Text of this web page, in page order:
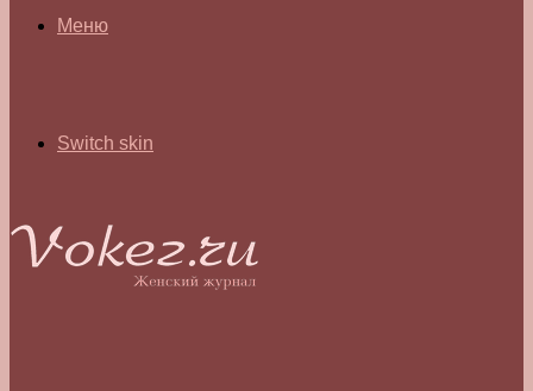
Меню
Switch skin